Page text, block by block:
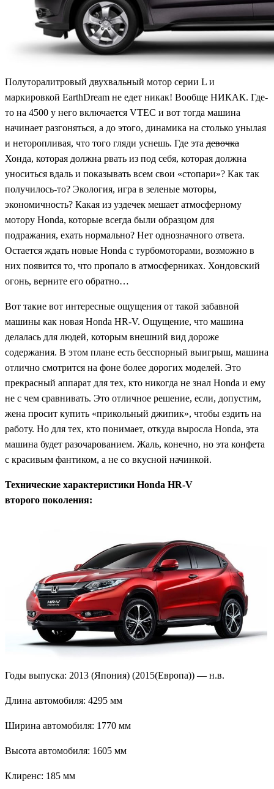
Полуторалитровый двухвальный мотор серии L и
маркировкой EarthDream не едет никак! Вообще НИКАК. Где-
то на 4500 у него включается VTEC и вот тогда машина
начинает разгоняться, а до этого, динамика на столько унылая
и неторопливая, что того гляди уснешь. Где эта девочка
Хонда, которая должна рвать из под себя, которая должна
уноситься вдаль и показывать всем свои «стопари»? Как так
получилось-то? Экология, игра в зеленые моторы,
экономичность? Какая из уздечек мешает атмосферному
мотору Honda, которые всегда были образцом для
подражания, ехать нормально? Нет однозначного ответа.
Остается ждать новые Honda с турбомоторами, возможно в
них появится то, что пропало в атмосферниках. Хондовский
огонь, верните его обратно…
Вот такие вот интересные ощущения от такой забавной
машины как новая Honda HR-V. Ощущение, что машина
делалась для людей, которым внешний вид дороже
содержания. В этом плане есть бесспорный выигрыш, машина
отлично смотрится на фоне более дорогих моделей. Это
прекрасный аппарат для тех, кто никогда не знал Honda и ему
не с чем сравнивать. Это отличное решение, если, допустим,
жена просит купить «прикольный джипик», чтобы ездить на
работу. Но для тех, кто понимает, откуда выросла Honda, эта
машина будет разочарованием. Жаль, конечно, но эта конфета
с красивым фантиком, а не со вкусной начинкой.
Технические характеристики Honda HR-V
второго поколения:
Годы выпуска: 2013 (Япония) (2015(Европа)) — н.в.
Длина автомобиля: 4295 мм
Ширина автомобиля: 1770 мм
Высота автомобиля: 1605 мм
Клиренс: 185 мм